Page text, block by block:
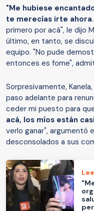
"Me hubiese
te merecías irte ahora
primero por acá", le dijo
último, en tanto, se
equipo. "No pude
entonces es fome",
Sorpresivamente,
paso adelante para
ceder mi puesto para
acá, los míos están
verlo ganar", argumentó
desconsolados a sus